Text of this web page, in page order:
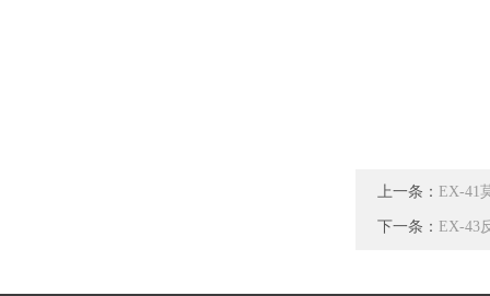
上一条： EX-41
下一条： EX-43